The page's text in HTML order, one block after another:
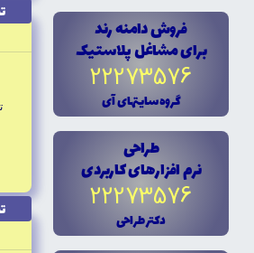
فروش دامنه رند
براى مشاغل پلاستيک
22273576
گروه سايتهاى آى
طراحى
نرم افزارهاى کاربردى
22273576
دکتر طراحى